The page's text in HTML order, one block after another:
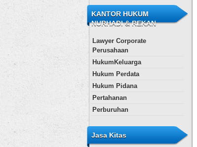
KANTOR HUKUM
NURHADI & REKAN
Lawyer Corporate
Perusahaan
HukumKeluarga
Hukum Perdata
Hukum Pidana
Pertahanan
Perburuhan
Jasa Kitas